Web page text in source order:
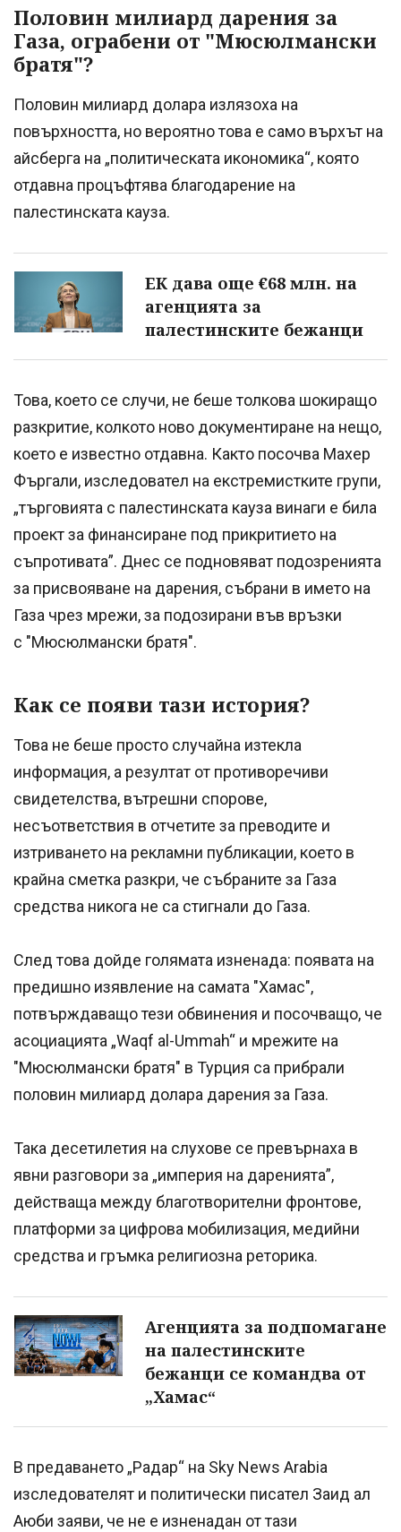
Половин милиард дарения за
Газа, ограбени от "Мюсюлмански
братя"?
Половин милиард долара излязоха на
повърхността, но вероятно това е само върхът на
айсберга на „политическата икономика“, която
отдавна процъфтява благодарение на
палестинската кауза.
ЕК дава още €68 млн. на
агенцията за
палестинските бежанци
Това, което се случи, не беше толкова шокиращо
разкритие, колкото ново документиране на нещо,
което е известно отдавна. Както посочва Махер
Фъргали, изследовател на екстремистките групи,
„търговията с палестинската кауза винаги е била
проект за финансиране под прикритието на
съпротивата”. Днес се подновяват подозренията
за присвояване на дарения, събрани в името на
Газа чрез мрежи, за подозирани във връзки
с "Мюсюлмански братя".
Как се появи тази история?
Това не беше просто случайна изтекла
информация, а резултат от противоречиви
свидетелства, вътрешни спорове,
несъответствия в отчетите за преводите и
изтриването на рекламни публикации, което в
крайна сметка разкри, че събраните за Газа
средства никога не са стигнали до Газа.
След това дойде голямата изненада: появата на
предишно изявление на самата "Хамас",
потвърждаващо тези обвинения и посочващо, че
асоциацията „Waqf al-Ummah“ и мрежите на
"Мюсюлмански братя" в Турция са прибрали
половин милиард долара дарения за Газа.
Така десетилетия на слухове се превърнаха в
явни разговори за „империя на даренията”,
действаща между благотворителни фронтове,
платформи за цифрова мобилизация, медийни
средства и гръмка религиозна реторика.
Агенцията за подпомагане
на палестинските
бежанци се командва от
„Хамас“
В предаването „Радар“ на Sky News Arabia
изследователят и политически писател Заид ал
Аюби заяви, че не е изненадан от тази